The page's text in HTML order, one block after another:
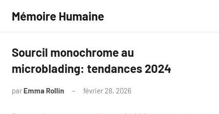
contenu
Mémoire Humaine
Sourcil monochrome au
microblading: tendances 2024
par Emma Rollin février 28, 2026